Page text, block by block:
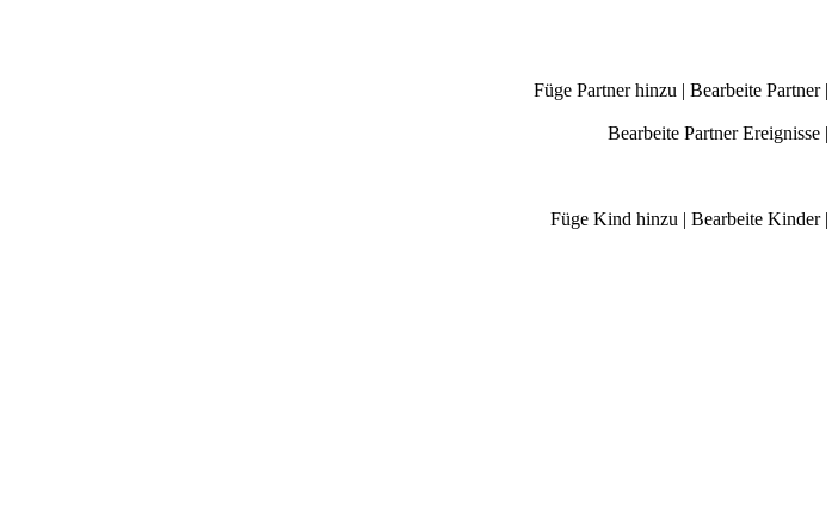
Füge Partner hinzu | Bearbeite Partner|
Bearbeite Partner Ereignisse |
Füge Kind hinzu | Bearbeite Kinder|